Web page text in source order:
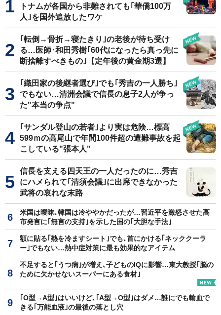
トナムが各国から非難されても｢華僑100万
人｣を国外追放したワケ
｢転倒→骨折→寝たきり｣の老後が待ち受け
る…医師･和田秀樹｢60代になったら真っ先に
断捨離すべきもの｣【定年後の黄金期3選】
｢織田家の後継者選び｣でも｢秀吉の一人勝ち｣
でもない…清洲会議で信長の息子2人が争っ
た"本当の争点"
｢サンダル登山の若者｣より実は危険…標高
599ｍの高尾山で年間100件超の遭難事故を起
こしている"張本人"
信長を支える四天王の一人だったのに…秀吉
にハメられて｢清須会議｣に出席できなかった
武将の哀れな末路
米国は曖昧､韓国は冷ややかだったが…習近平を激怒させた高
市発言に｢無言の支持｣を示した国の｢大胆な手法｣
額に貼る｢熱を冷ますシート｣でも､首にかける｢ネッククーラ
ー｣でもない…熱中症対策に最も効果的なアイテム
不足すると｢うつ病｣が増え､子どものIQに影響…東大教授｢脳の
ために欠かせないスーパーにある食材｣
｢O型→A型｣はいいけど､｢A型→O型｣はダメ…誰にでも輸血で
きる｢万能血液｣の最後の落とし穴